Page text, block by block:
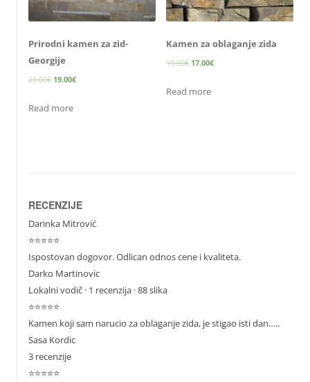
Prirodni kamen za zid-
Georgije
21.00€ 19.00€
Read more
Kamen za oblaganje zida
19.00€ 17.00€
Read more
RECENZIJE
Darinka Mitrović
⭐⭐⭐⭐⭐
Ispostovan dogovor. Odlican odnos cene i kvaliteta.
Darko Martinovic
Lokalni vodič· 1 recenzija · 88 slika
⭐⭐⭐⭐⭐
Kamen koji sam narucio za oblaganje zida, je stigao isti dan…..
Sasa Kordic
3 recenzije
⭐⭐⭐⭐⭐